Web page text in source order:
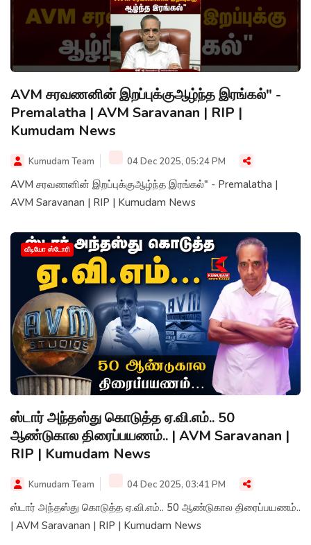
AVM சரவணனின் இறப்புக்குஆழ்ந்த இரங்கல்" -
Premalatha | AVM Saravanan | RIP |
Kumudam News
Kumudam Team 04 Dec 2025, 05:24 PM
AVM சரவணனின் இறப்புக்குஆழ்ந்த இரங்கல்" - Premalatha |
AVM Saravanan | RIP | Kumudam News
வீடியோ ஸ்டோரி
ஸ்டார் அந்தஸ்து கொடுத்த ஏ.வி.எம்.. 50
ஆண்டுகால திரைப்பயணம்.. | AVM Saravanan |
RIP | Kumudam News
Kumudam Team 04 Dec 2025, 03:41 PM
ஸ்டார் அந்தஸ்து கொடுத்த ஏ.வி.எம்.. 50 ஆண்டுகால திரைப்பயணம்..
| AVM Saravanan | RIP | Kumudam News